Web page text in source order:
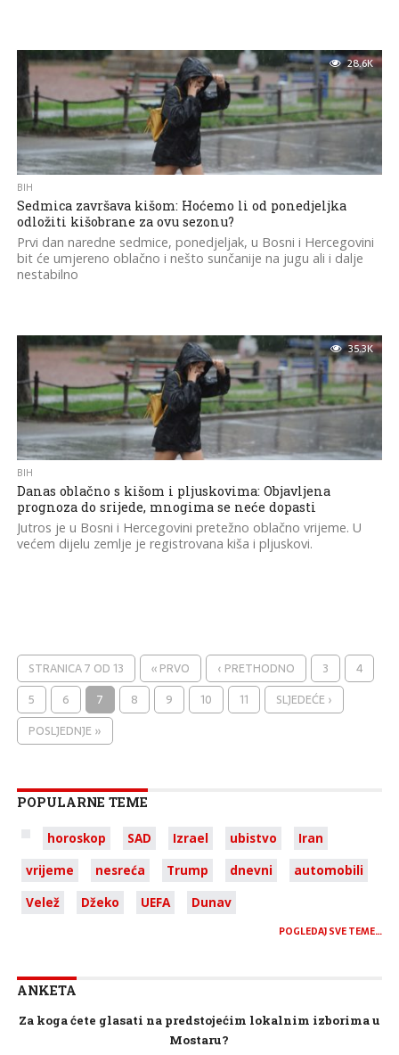
28.6K
BIH
Sedmica završava kišom: Hoćemo li od ponedjeljka
odložiti kišobrane za ovu sezonu?
Prvi dan naredne sedmice, ponedjeljak, u Bosni i Hercegovini
bit će umjereno oblačno i nešto sunčanije na jugu ali i dalje
nestabilno
35.3K
BIH
Danas oblačno s kišom i pljuskovima: Objavljena
prognoza do srijede, mnogima se neće dopasti
Jutros je u Bosni i Hercegovini pretežno oblačno vrijeme. U
većem dijelu zemlje je registrovana kiša i pljuskovi.
STRANICA 7 OD 13 « PRVO ‹ PRETHODNO 3
4
5
6 7 8 9 10 11
SLJEDEĆE ›
POSLJEDNJE »
POPULARNE TEME
horoskop SAD Izrael ubistvo
Iran
vrijeme
nesreća Trump dnevni
automobili
Velež
Džeko UEFA Dunav
POGLEDAJ SVE TEME…
ANKETA
Za koga ćete glasati na predstojećim lokalnim izborima u
Mostaru?